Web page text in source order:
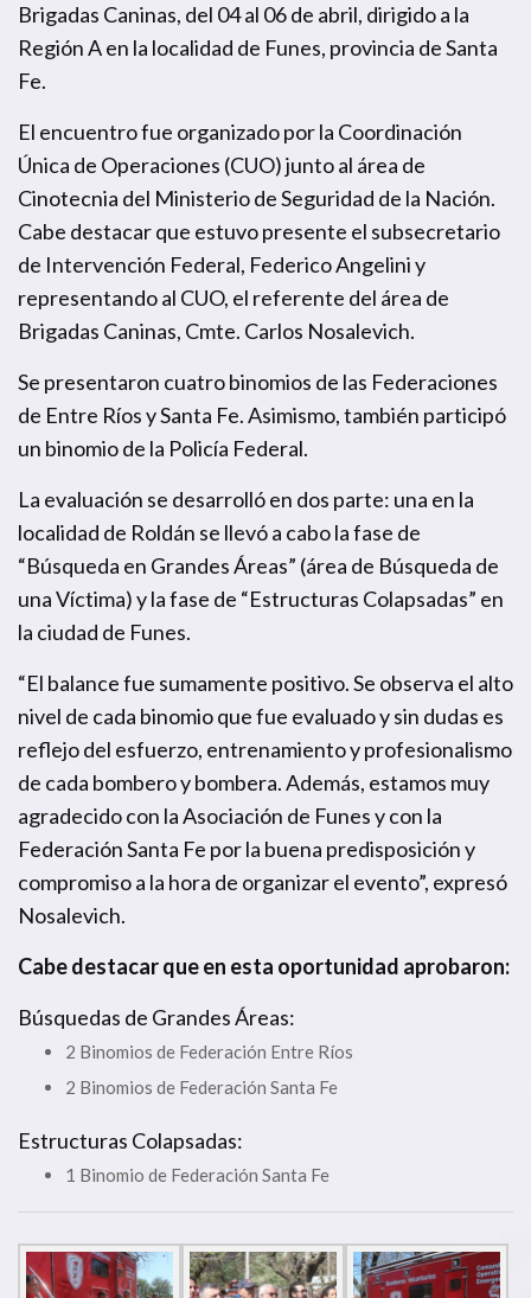
Brigadas Caninas, del 04 al 06 de abril, dirigido a la
Región A en la localidad de Funes, provincia de Santa
Fe.
El encuentro fue organizado por la Coordinación
Única de Operaciones (CUO) junto al área de
Cinotecnia del Ministerio de Seguridad de la Nación.
Cabe destacar que estuvo presente el subsecretario
de Intervención Federal, Federico Angelini y
representando al CUO, el referente del área de
Brigadas Caninas, Cmte. Carlos Nosalevich.
Se presentaron cuatro binomios de las Federaciones
de Entre Ríos y Santa Fe. Asimismo, también participó
un binomio de la Policía Federal.
La evaluación se desarrolló en dos parte: una en la
localidad de Roldán se llevó a cabo la fase de
“Búsqueda en Grandes Áreas” (área de Búsqueda de
una Víctima) y la fase de “Estructuras Colapsadas” en
la ciudad de Funes.
“El balance fue sumamente positivo. Se observa el alto
nivel de cada binomio que fue evaluado y sin dudas es
reflejo del esfuerzo, entrenamiento y profesionalismo
de cada bombero y bombera. Además, estamos muy
agradecido con la Asociación de Funes y con la
Federación Santa Fe por la buena predisposición y
compromiso a la hora de organizar el evento”, expresó
Nosalevich.
Cabe destacar que en esta oportunidad aprobaron:
Búsquedas de Grandes Áreas:
2 Binomios de Federación Entre Ríos
2 Binomios de Federación Santa Fe
Estructuras Colapsadas:
1 Binomio de Federación Santa Fe